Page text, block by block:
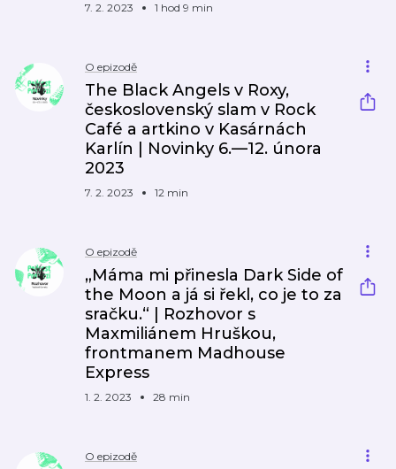
7. 2. 2023 1 hod 9 min
O epizodě
The Black Angels v Roxy,
československý slam v Rock
Café a artkino v Kasárnách
Karlín | Novinky 6.—12. února
2023
7. 2. 2023 12 min
O epizodě
„Máma mi přinesla Dark Side of
the Moon a já si řekl, co je to za
sračku.“ | Rozhovor s
Maxmiliánem Hruškou,
frontmanem Madhouse
Express
1. 2. 2023 28 min
O epizodě